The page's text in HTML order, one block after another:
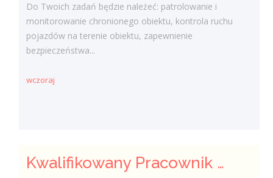
Do Twoich zadań będzie należeć: patrolowanie i
monitorowanie chronionego obiektu, kontrola ruchu
pojazdów na terenie obiektu, zapewnienie
bezpieczeństwa...
wczoraj
Kwalifikowany Pracownik / Kwalifikowana Pracowniczka Ochrony